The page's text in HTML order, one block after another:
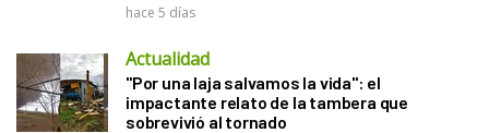
hace 5 días
Actualidad
"Por una laja salvamos la vida": el
impactante relato de la tambera que
sobrevivió al tornado